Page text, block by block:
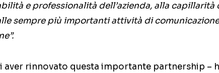
e professionalità dell’azienda, alla capillarità
sempre più importanti attività di
aver rinnovato questa importante partnership –